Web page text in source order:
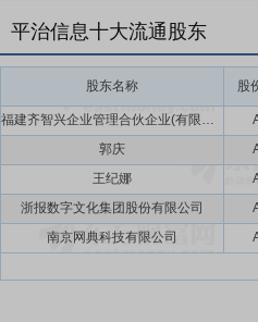
平治信息十大流通股东
股东名称 股
福建齐智兴企业管理合伙企业(有限合伙)
郭庆
王纪娜
浙报数字文化集团股份有限公司
南京网典科技有限公司